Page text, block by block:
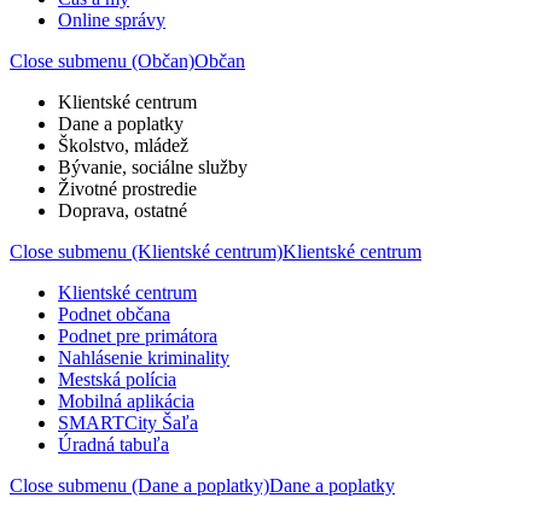
Online správy
Close submenu (Občan)Občan
Klientské centrum
Dane a poplatky
Školstvo, mládež
Bývanie, sociálne služby
Životné prostredie
Doprava, ostatné
Close submenu (Klientské centrum)Klientské centrum
Klientské centrum
Podnet občana
Podnet pre primátora
Nahlásenie kriminality
Mestská polícia
Mobilná aplikácia
SMARTCity Šaľa
Úradná tabuľa
Close submenu (Dane a poplatky)Dane a poplatky